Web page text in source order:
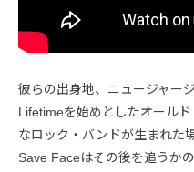
彼らの出身地、ニュージャー
Lifetimeを始めとしたオール
なロック・バンドが生まれた
Save Faceはその後を追うか